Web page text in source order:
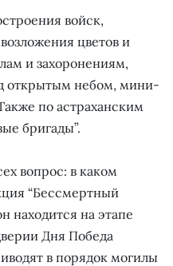
войск,
цветов и
и захоронениям,
открытым небом, мини-
по астраханским
бригады”.
вопрос: в каком
“Бессмертный
находится на этапе
Дня Победа
в порядок могилы